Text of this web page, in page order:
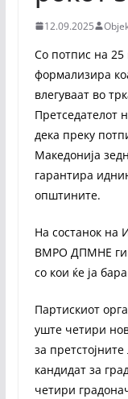
12.09.2025
Со потпис на
формализира
влегуваат во
дека преку
Македонија
гарантира
општините.
На состанок на
ВМРО ДПМНЕ ги
со кои ќе ја
Партискиот
уште четири
за
кандидат за
четири